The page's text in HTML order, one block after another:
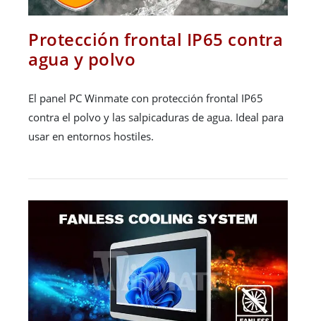
Protección frontal IP65 contra
agua y polvo
El panel PC Winmate con protección frontal IP65
contra el polvo y las salpicaduras de agua. Ideal para
usar en entornos hostiles.